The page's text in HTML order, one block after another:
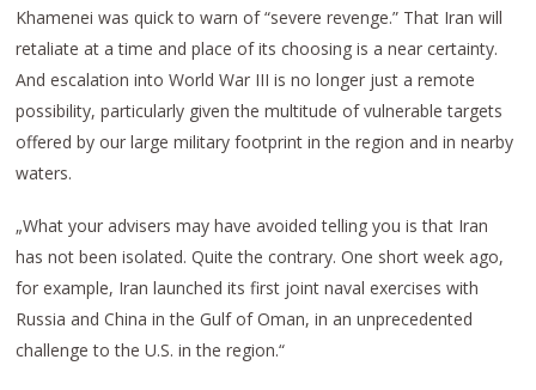
Khamenei was quick to warn of “severe revenge.” That Iran will
retaliate at a time and place of its choosing is a near certainty.
And escalation into World War III is no longer just a remote
possibility, particularly given the multitude of vulnerable targets
offered by our large military footprint in the region and in nearby
waters.
„What your advisers may have avoided telling you is that Iran
has not been isolated. Quite the contrary. One short week ago,
for example, Iran launched its first joint naval exercises with
Russia and China in the Gulf of Oman, in an unprecedented
challenge to the U.S. in the region.“